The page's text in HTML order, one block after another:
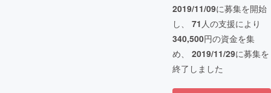
2019/11/09に募集を開始
し、 71 人の支援により
340,500円の資金を集
め、 2019/11/29に募集を
終了しました